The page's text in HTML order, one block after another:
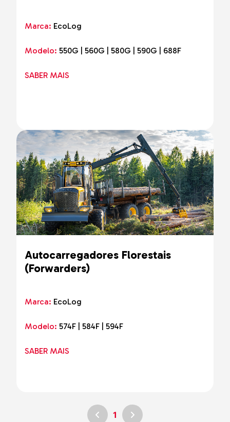
Marca: EcoLog
Modelo: 550G | 560G | 580G | 590G | 688F
SABER MAIS
Autocarregadores Florestais
(Forwarders)
Marca: EcoLog
Modelo: 574F | 584F | 594F
SABER MAIS
1